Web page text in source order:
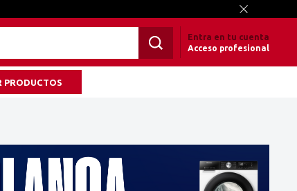
Entra en tu cuenta
Acceso profesional
PRODUCTOS